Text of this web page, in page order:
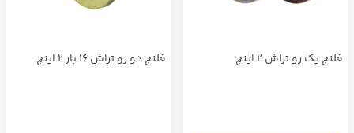
فلنج يك رو تراش 2 اينچ فلنج دو رو تراش 16 بار 2 اينچ